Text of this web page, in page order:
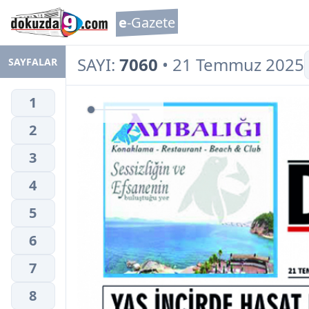
e-Gazete
SAYFALAR
1
2
3
4
5
6
7
8
SAYI: 7060 • 21 Temmuz 2025